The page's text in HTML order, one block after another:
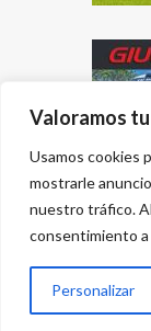
Valoramos
Usamos cookies
mostrarle
nuestro tráfico.
consentimiento
Personalizar